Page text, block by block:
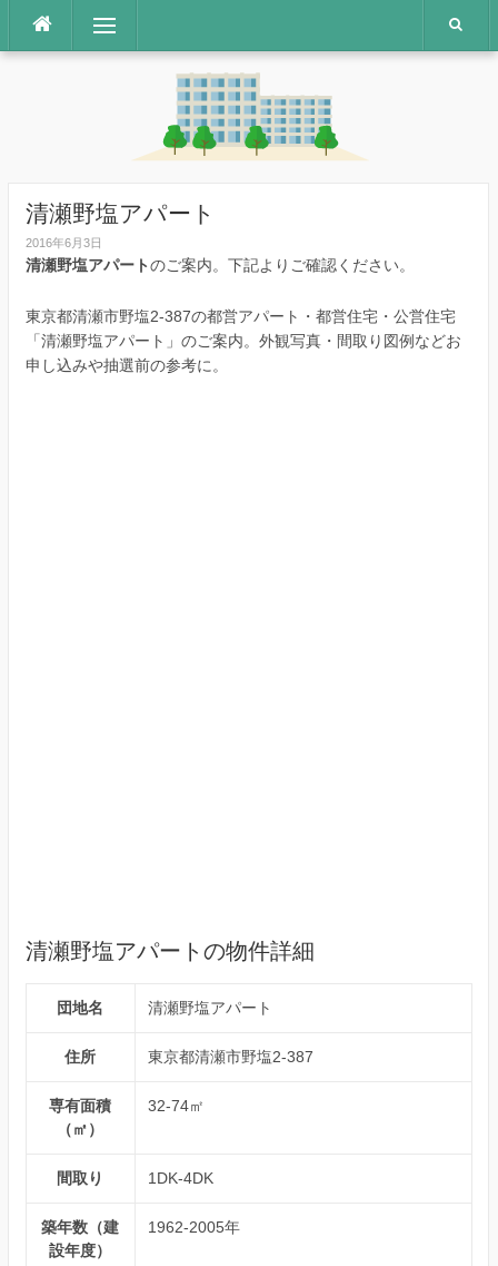
テ
メニュー
清瀬野塩アパート
2016年6月3日
清瀬野塩アパートのご案内。下記よりご確認ください。
東京都清瀬市野塩2-387の都営アパート・都営住宅・公営住宅
「清瀬野塩アパート」のご案内。外観写真・間取り図例などお
申し込みや抽選前の参考に。
清瀬野塩アパートの物件詳細
団地名 清瀬野塩アパート
住所 東京都清瀬市野塩2-387
専有面積
（㎡）
32-74㎡
間取り 1DK-4DK
築年数（建
設年度）
1962-2005年